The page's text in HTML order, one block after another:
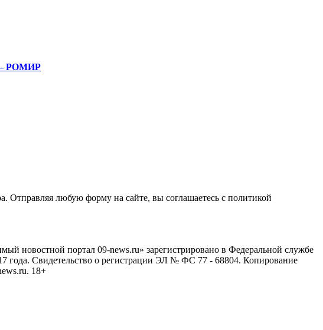
– РОМИР
любую форму на сайте, вы соглашаетесь с политикой
новостной портал 09-news.ru» зарегистрировано в Федеральной службе
года. Свидетельство о регистрации ЭЛ № ФС 77 - 68804. Копирование
18+